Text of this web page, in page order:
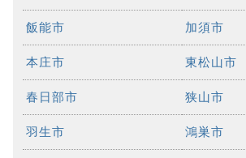
飯能市 加須市
本庄市 東松山市
春日部市 狭山市
羽生市 鴻巣市